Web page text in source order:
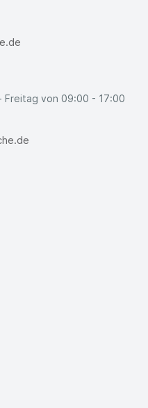
Freitag von 09:00 - 17:00